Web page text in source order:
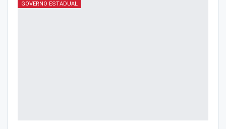
GOVERNO ESTADUAL